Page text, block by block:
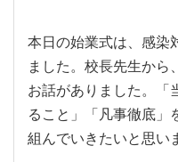
本日の始業式は、感染
ました。校長先生から
お話がありました。「
ること」「凡事徹底」
組んでいきたいと思い